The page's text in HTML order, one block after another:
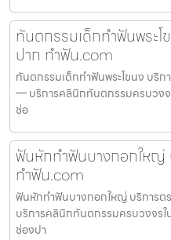
ทันตกรรมเด็กทำฟันพระ
ปาก ทำฟัน.com
ทันตกรรมเด็กทำฟันพระโขนง บริ
— บริการคลินิกทันตกรรมครบวง
ช่อ
ฟันหักทำฟันบางกอกใหญ่
ทำฟัน.com
ฟันหักทำฟันบางกอกใหญ่ บริการ
บริการคลินิกทันตกรรมครบวงจร
ช่องปา